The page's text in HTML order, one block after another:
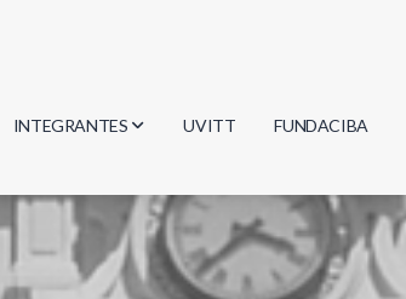
INTEGRANTES
Investigadores
Estudiantes
Egresados
UVITT FUNDACIBA